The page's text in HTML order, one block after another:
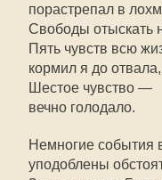
порастрепал в
Свободы отыскать
Пять чувств всю
кормил я до отвала,
Шестое чувство —
вечно голодало.
Немногие события
уподоблены